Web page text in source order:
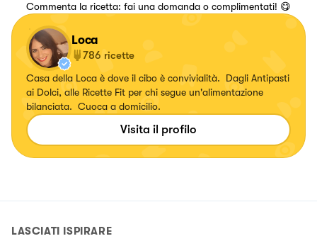
Commenta la ricetta: fai una domanda o complimentati! 😋
Loca
786 ricette
Casa della Loca è dove il cibo è convivialità. Dagli Antipasti
ai Dolci, alle Ricette Fit per chi segue un'alimentazione
bilanciata. Cuoca a domicilio.
Visita il profilo
LASCIATI ISPIRARE